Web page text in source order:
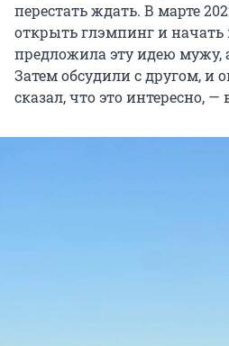
перестать ждать. В марте
открыть глэмпинг и начать
предложила эту идею мужу,
Затем обсудили с другом, и
сказал, что это интересно,